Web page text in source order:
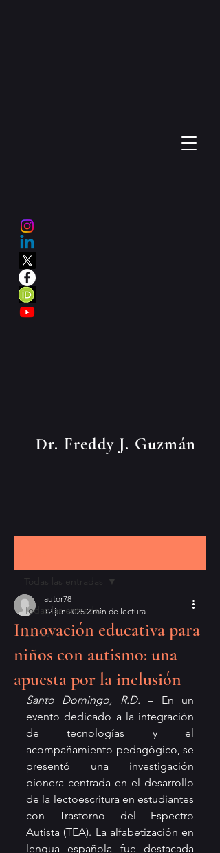
Dr. Freddy J. Guzmán
Todas las entradas
Libros
Todas las entradas
Innovación educativa para
niños con autismo: una
apuesta por la inclusión
autor78
12 jun 2025 2 min de lectura
Santo Domingo, R.D. – En un
evento dedicado a la integración
de tecnologías y el
acompañamiento pedagógico, se
presentó una investigación
pionera centrada en el desarrollo
de la lectoescritura en estudiantes
con Trastorno del Espectro
Autista (TEA). La alfabetización en
lengua española fue destacada